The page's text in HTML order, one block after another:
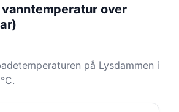
vanntemperatur over
på Lysdammen i